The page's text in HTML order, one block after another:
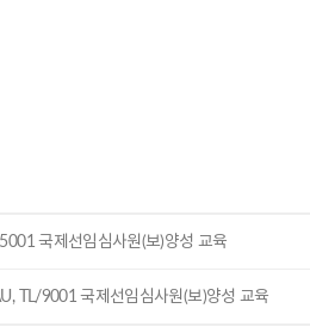
국제선임심사원(보)양성 교육
TL/9001 국제선임심사원(보)양성 교육